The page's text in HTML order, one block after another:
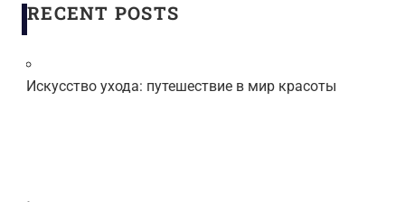
RECENT POSTS
Искусство ухода: путешествие в мир красоты